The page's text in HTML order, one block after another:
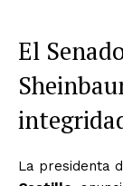
El
La presidenta